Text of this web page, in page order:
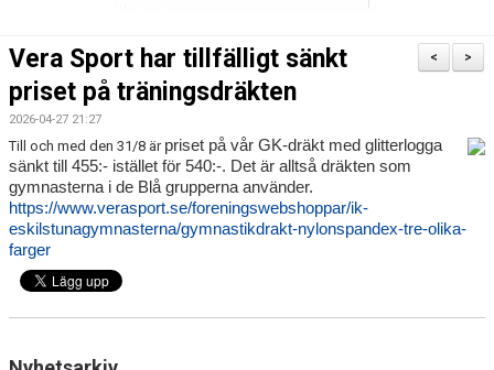
NYHETSARKIV
>
<
Vera Sport har tillfälligt sänkt
priset på träningsdräkten
2026-04-27 21:27
Till och med den 31/8 är priset på vår GK-dräkt med glitterlogga
sänkt till 455:- istället för 540:-. Det är alltså dräkten som
gymnasterna i de Blå grupperna använder.
https://www.verasport.se/foreningswebshoppar/ik-
eskilstunagymnasterna/gymnastikdrakt-nylonspandex-tre-olika-
farger